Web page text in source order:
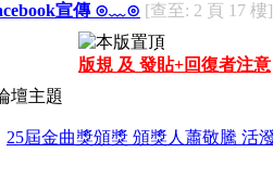
宣傳 ⊙﹏⊙ [查至: 2 頁 17 樓]
版規 及 發貼+回復者注意
壇主題
25屆金曲獎頒獎 頒獎人蕭敬騰 活